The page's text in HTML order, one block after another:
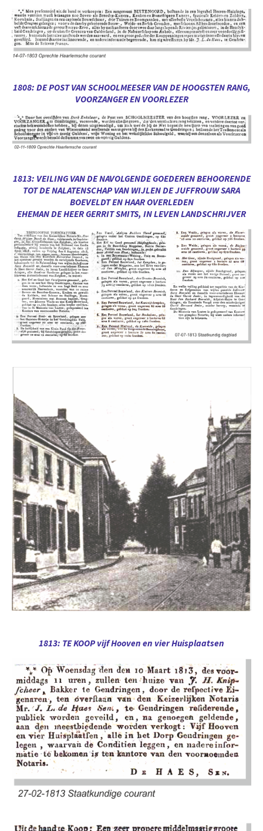
1808: DE POST VAN SCHOOLMEESER VAN DE HOOGSTEN RANG,
VOORZANGER EN VOORLEZER
1813: VEILING VAN DE NAVOLGENDE GOEDEREN BEHOORENDE
TOT DE NALATENSCHAP VAN WIJLEN DE JUFFROUW SARA
BOEVELDT EN HAAR OVERLEDEN
EHEMAN DE HEER GERRIT SMITS, IN LEVEN LANDSCHRIJVER
1813: TE KOOP vijf Hooven en vier Huisplaatsen